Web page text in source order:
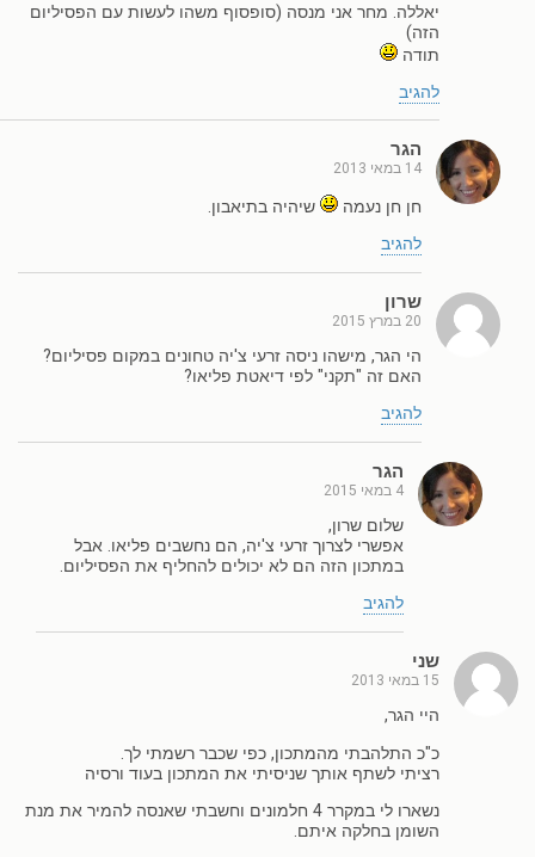
יאללה. מחר אני מנסה (סופסוף משהו לעשות עם הפסיליום
הזה)
תודה
להגיב
הגר
14 במאי 2013
חן חן נעמה
שיהיה בתיאבון.
להגיב
שרון
20 במרץ 2015
הי הגר, מישהו ניסה זרעי צ'יה טחונים במקום פסיליום?
האם זה "תקני" לפי דיאטת פליאו?
להגיב
הגר
4 במאי 2015
שלום שרון,
אפשרי לצרוך זרעי צ'יה, הם נחשבים פליאו. אבל
במתכון הזה הם לא יכולים להחליף את הפסיליום.
להגיב
שני
15 במאי 2013
היי הגר,
כ"כ התלהבתי מהמתכון, כפי שכבר רשמתי לך.
רציתי לשתף אותך שניסיתי את המתכון בעוד ורסיה
נשארו לי במקרר 4 חלמונים וחשבתי שאנסה להמיר את מנת
השומן בחלקה איתם.